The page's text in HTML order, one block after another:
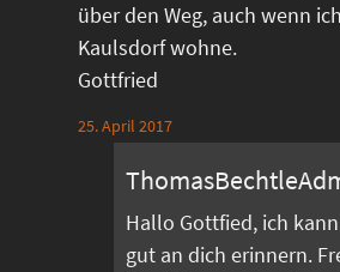
über den Weg, auch wenn
Kaulsdorf wohne.
Gottfried
25. April 2017
Hallo Gottfied, ich
gut an dich erinnern.